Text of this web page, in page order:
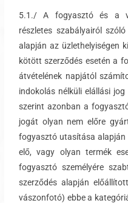
5.1./ A fogyasztó és a
részletes szabályairól
alapján az üzlethelyiségen
kötött szerződés esetén a
átvételének napjától
indokolás nélküli elállási
szerint azonban a
jogát olyan nem előre
fogyasztó utasítása
elő, vagy olyan termék
fogyasztó személyére
szerződés alapján
vászonfotó) ebbe a